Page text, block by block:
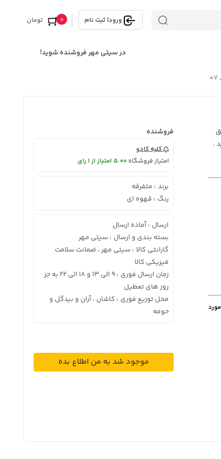
ورود| ثبت نام تومان 0
در سیتی مهر فروشنده شوید!
.
فروشنده
کلبه کادو
امتیاز فروشگاه5.00 امتیاز از 1 رای
برند : متفرقه
رنگ : قهوه ای
ارسال :آماده ارسال
بسته بندی و ارسال : سیتی مهر
گارانتی کالا : سیتی مهر ، ضمانت سلامت
فیزیکی کالا
زمان ارسال فوری :
9 الی 13 و 18 الی 22 به جز
روز های تعطیل
محل توزیع فوری : کاشان ، آران و بیدگل و
حومه
موجود شد به من اطلاع بده